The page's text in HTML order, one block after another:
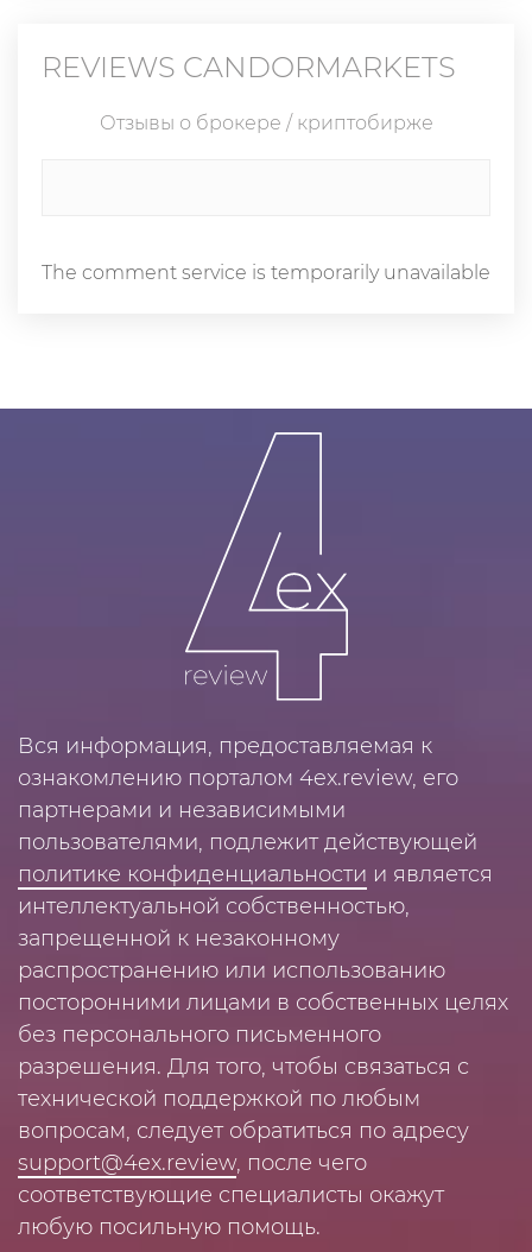
REVIEWS CANDORMARKETS
Отзывы о брокере / криптобирже
The comment service is temporarily unavailable
Вся информация, предоставляемая к
ознакомлению порталом 4ex.review, его
партнерами и независимыми
пользователями, подлежит действующей
политике конфиденциальности и является
интеллектуальной собственностью,
запрещенной к незаконному
распространению или использованию
посторонними лицами в собственных целях
без персонального письменного
разрешения. Для того, чтобы связаться с
технической поддержкой по любым
вопросам, следует обратиться по адресу
support@4ex.review, после чего
соответствующие специалисты окажут
любую посильную помощь.